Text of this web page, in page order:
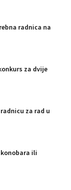
radnica na
za dvije
za rad u
ili